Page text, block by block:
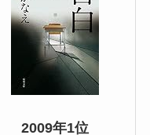
2009年1位